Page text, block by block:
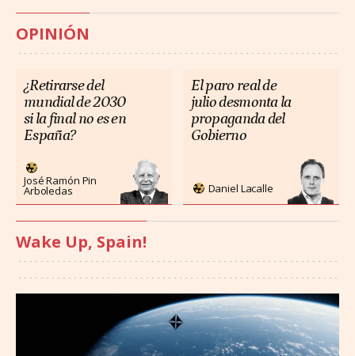
OPINIÓN
¿Retirarse del
mundial de 2030
si la final no es en
España?
José Ramón Pin
Arboledas
El paro real de
julio desmonta la
propaganda del
Gobierno
Daniel Lacalle
Wake Up, Spain!